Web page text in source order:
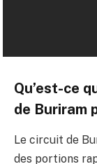
Qu’est-ce
de Buriram
Le circuit de
des portions